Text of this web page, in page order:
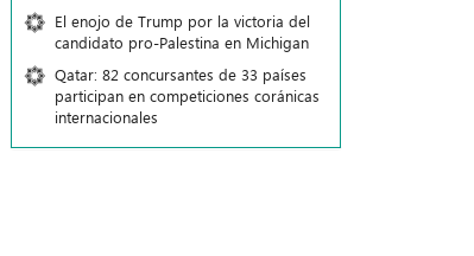
El enojo de Trump por la victoria del
candidato pro-Palestina en Michigan
Qatar: 82 concursantes de 33 países
participan en competiciones coránicas
internacionales